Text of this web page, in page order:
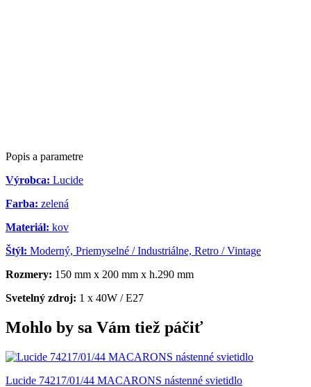
Popis a parametre
Výrobca: Lucide
Farba: zelená
Materiál: kov
Štýl: Moderný, Priemyselné / Industriálne, Retro / Vintage
Rozmery: 150 mm x 200 mm x h.290 mm
Svetelný zdroj: 1 x 40W / E27
Mohlo by sa Vám tiež páčiť
Lucide 74217/01/44 MACARONS nástenné svietidlo